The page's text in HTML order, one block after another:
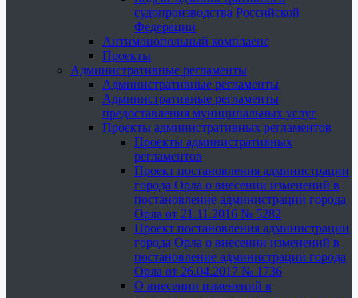
судопроизводства Российской
Федерации
Антимонопольный комплаенс
Проекты
Административные регламенты
Административные регламенты
Административные регламенты
предоставления муниципальных услуг
Проекты административных регламентов
Проекты административных
регламентов
Проект постановления администрации
города Орла о внесении изменений в
постановление администрации города
Орла от 21.11.2016 № 5282
Проект постановления администрации
города Орла о внесении изменений в
постановление администрации города
Орла от 26.04.2017 № 1736
О внесении изменений в